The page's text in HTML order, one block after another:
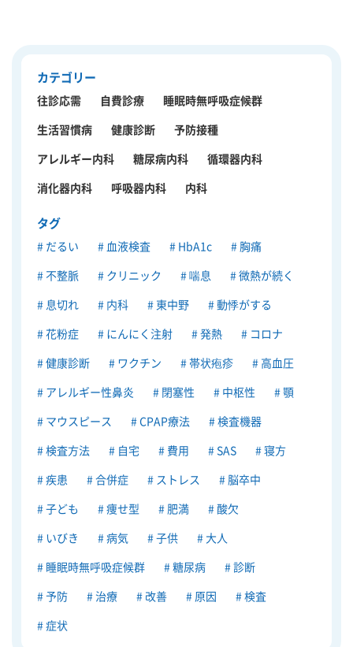
カテゴリー
往診応需 自費診療 睡眠時無呼吸症候群
生活習慣病 健康診断 予防接種
アレルギー内科 糖尿病内科 循環器内科
消化器内科 呼吸器内科 内科
タグ
だるい 血液検査 HbA1c 胸痛
不整脈 クリニック 喘息 微熱が続く
息切れ 内科 東中野 動悸がする
花粉症 にんにく注射 発熱 コロナ
健康診断 ワクチン 帯状疱疹 高血圧
アレルギー性鼻炎 閉塞性 中枢性 顎
マウスピース CPAP療法 検査機器
検査方法 自宅 費用 SAS 寝方
疾患 合併症 ストレス 脳卒中
子ども 痩せ型 肥満 酸欠
いびき 病気 子供 大人
睡眠時無呼吸症候群 糖尿病 診断
予防 治療 改善 原因 検査
症状